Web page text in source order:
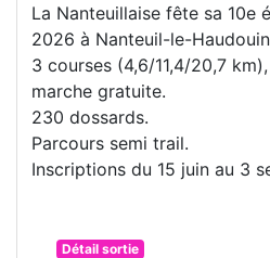
La Nanteuillaise fête sa 10e
2026 à Nanteuil-le-
3 courses (4,6/11,4/20,7
marche gratuite.
230 dossards.
Parcours semi trail.
Inscriptions du 15 juin au 3
Détail sortie